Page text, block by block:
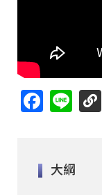
Facebook
Line
大綱